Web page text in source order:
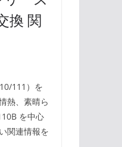
換 関
111）を
熱、素晴ら
を中心
関連情報を